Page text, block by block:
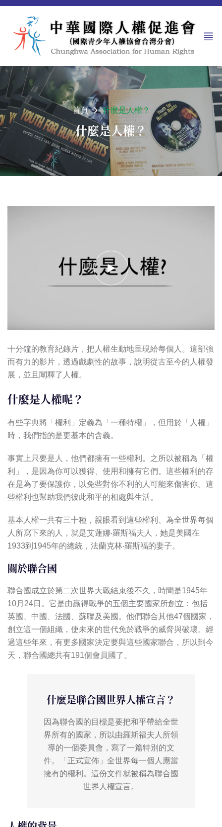
首頁 什麼是人權？
什麼是人權？
十分鐘的教育紀錄片，把人權生動地呈現給每個人。這部強
而有力的影片，透過戲劇性的故事，說明從古至今的人權發
展，並且闡釋了人權。
什麼是人權呢？
有些字典將「權利」定義為「一種特權」，但用於「人權」
時，我們指的是更基本的含義。
事實上只要是人，他們都擁有一些權利。之所以被稱為「權
利」，是因為你可以獲得、使用和擁有它們。這些權利的存
在是為了要保護你，以免些對你不利的人可能來傷害你。這
些權利也幫助我們彼此和平的相處與生活。
基本人權一共有三十種，親眼看到這些權利、為全世界每個
人所寫下來的人，就是艾蓮娜‧羅斯福夫人，她是美國在
1933到1945年的總統，法蘭克林‧羅斯福的妻子。
關於聯合國
聯合國成立於第二次世界大戰結束後不久，時間是1945年
10月24日。它是由贏得戰爭的五個主要國家所創立：包括
英國、中國、法國、蘇聯及美國。他們聯合其他47個國家，
創立這一個組織，使未來的世代免於戰爭的威脅與破壞。經
過這些年來，有更多國家決定要與這些國家聯合，所以到今
天，聯合國總共有191個會員國了。
什麼是聯合國世界人權宣言？
因為聯合國的目標是要把和平帶給全世
界所有的國家，所以由羅斯福夫人所領
導的一個委員會，寫了一篇特別的文
件。「正式宣佈」全世界每一個人應當
擁有的權利。這份文件就被稱為聯合國
世界人權宣言。